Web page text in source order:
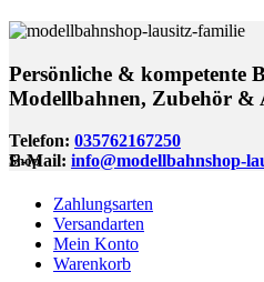
Persönliche & kompetente
Modellbahnen, Zubehör &
Telefon: 035762167250
E-Mail: info@modellbahnshop-
Shop
Zahlungsarten
Versandarten
Mein Konto
Warenkorb